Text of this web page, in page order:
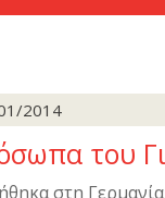
2014
του
στη